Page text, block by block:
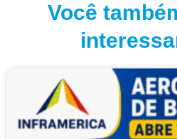
Você